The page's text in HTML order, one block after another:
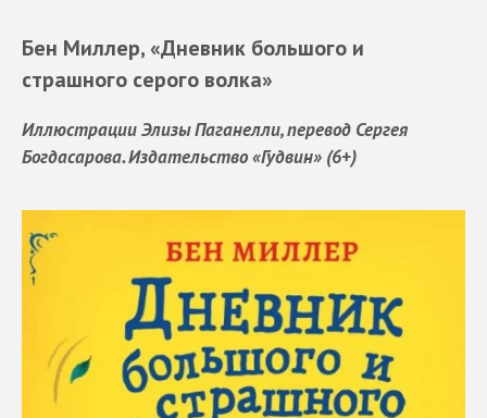
Бен Миллер, «Дневник большого и
страшного серого волка»
Иллюстрации Элизы Паганелли, перевод Сергея
Богдасарова. Издательство «Гудвин» (6+)